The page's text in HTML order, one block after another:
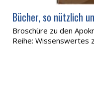
Bücher, so nützlich
Broschüre zu den
Reihe: Wissenswertes